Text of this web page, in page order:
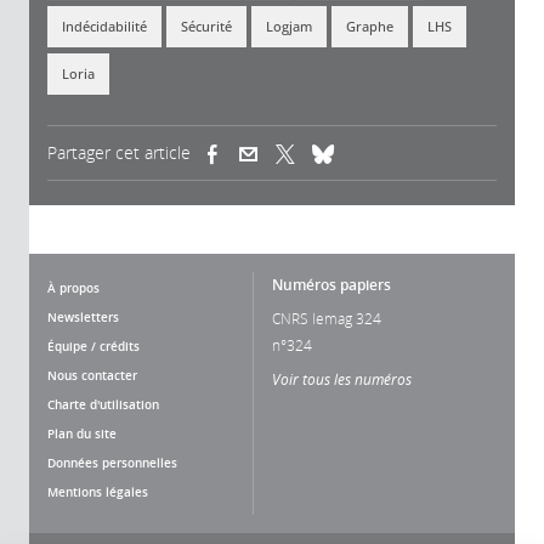
Indécidabilité Sécurité Logjam Graphe LHS
Loria
Partager cet article (link is external)(link is external)
À propos
Newsletters
Équipe / crédits
Nous contacter
Charte d'utilisation
Plan du site
Données personnelles
Mentions légales
Numéros papiers
CNRS lemag 324
n°324
Voir tous les numéros